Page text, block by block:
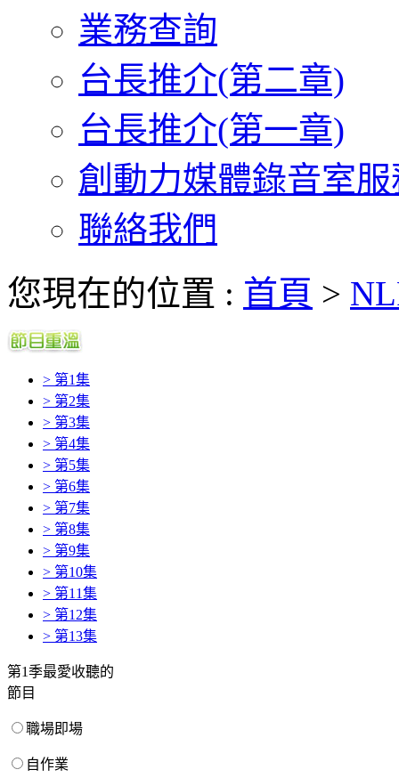
業務查詢
台長推介(第二章)
台長推介(第一章)
創動力媒體錄音室服
聯絡我們
您現在的位置 : 首頁 >
> 第1集
> 第2集
> 第3集
> 第4集
> 第5集
> 第6集
> 第7集
> 第8集
> 第9集
> 第10集
> 第11集
> 第12集
> 第13集
第1季最愛收聽的
節目
職場即場
自作業